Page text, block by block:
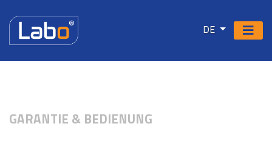
DE
GARANTIE & BEDIENUNG